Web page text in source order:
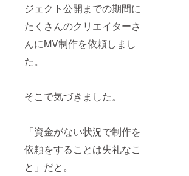
ジェクト公開までの期間に
たくさんのクリエイターさ
んにMV制作を依頼しまし
た。
そこで気づきました。
「資金がない状況で制作を
依頼をすることは失礼なこ
と」だと。